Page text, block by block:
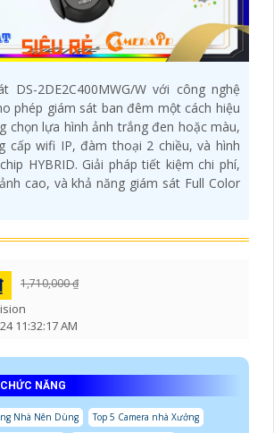
DS-2DE2C400MWG/W với công nghệ
phép giám sát ban đêm một cách hiệu
chọn lựa hình ảnh trắng đen hoặc màu,
cấp wifi IP, đàm thoại 2 chiều, và hình
HYBRID. Giải pháp tiết kiệm chi phí,
cao, và khả năng giám sát Full Color
1,710,000 ₫
11:32:17 AM
NĂNG
Nhà Nên Dùng
Top 5 Camera nhà Xưởng